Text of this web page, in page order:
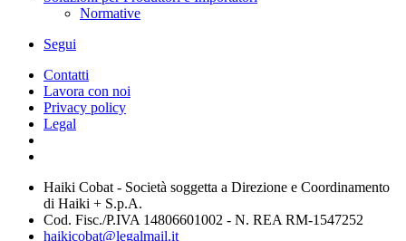
Normative
Segui
Contatti
Lavora con noi
Privacy policy
Legal
Haiki Cobat - Società soggetta a Direzione e Coordinamento
di Haiki + S.p.A.
Cod. Fisc./P.IVA 14806601002 - N. REA RM-1547252
haikicobat@legalmail.it